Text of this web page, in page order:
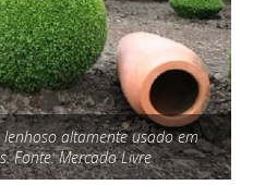
altamente usado em
Fonte: Mercado Livre